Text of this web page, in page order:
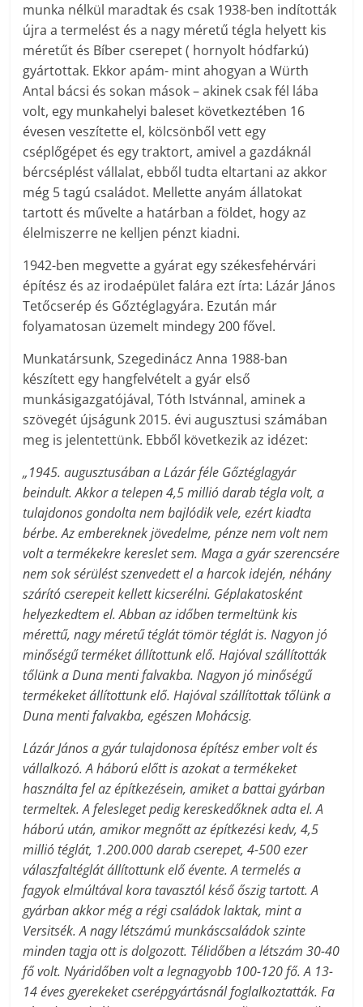
munka nélkül maradtak és csak 1938-ben indították
újra a termelést és a nagy méretű tégla helyett kis
méretűt és Bíber cserepet ( hornyolt hódfarkú)
gyártottak. Ekkor apám- mint ahogyan a Würth
Antal bácsi és sokan mások – akinek csak fél lába
volt, egy munkahelyi baleset következtében 16
évesen veszítette el, kölcsönből vett egy
cséplőgépet és egy traktort, amivel a gazdáknál
bércséplést vállalat, ebből tudta eltartani az akkor
még 5 tagú családot. Mellette anyám állatokat
tartott és művelte a határban a földet, hogy az
élelmiszerre ne kelljen pénzt kiadni.
1942-ben megvette a gyárat egy székesfehérvári
építész és az irodaépület falára ezt írta: Lázár János
Tetőcserép és Gőztéglagyára. Ezután már
folyamatosan üzemelt mindegy 200 fővel.
Munkatársunk, Szegedinácz Anna 1988-ban
készített egy hangfelvételt a gyár első
munkásigazgatójával, Tóth Istvánnal, aminek a
szövegét újságunk 2015. évi augusztusi számában
meg is jelentettünk. Ebből következik az idézet:
„1945. augusztusában a Lázár féle Gőztéglagyár
beindult. Akkor a telepen 4,5 millió darab tégla volt, a
tulajdonos gondolta nem bajlódik vele, ezért kiadta
bérbe. Az embereknek jövedelme, pénze nem volt nem
volt a termékekre kereslet sem. Maga a gyár szerencsére
nem sok sérülést szenvedett el a harcok idején, néhány
szárító cserepeit kellett kicserélni. Géplakatosként
helyezkedtem el. Abban az időben termeltünk kis
mérettű, nagy méretű téglát tömör téglát is. Nagyon jó
minőségű terméket állítottunk elő. Hajóval szállították
tőlünk a Duna menti falvakba. Nagyon jó minőségű
termékeket állítottunk elő. Hajóval szállítottak tőlünk a
Duna menti falvakba, egészen Mohácsig.
Lázár János a gyár tulajdonosa építész ember volt és
vállalkozó. A háború előtt is azokat a termékeket
használta fel az építkezésein, amiket a battai gyárban
termeltek. A felesleget pedig kereskedőknek adta el. A
háború után, amikor megnőtt az építkezési kedv, 4,5
millió téglát, 1.200.000 darab cserepet, 4-500 ezer
válaszfaltéglát állítottunk elő évente. A termelés a
fagyok elmúltával kora tavasztól késő őszig tartott. A
gyárban akkor még a régi családok laktak, mint a
Versitsék. A nagy létszámú munkáscsaládok szinte
minden tagja ott is dolgozott. Télidőben a létszám 30-40
fő volt. Nyáridőben volt a legnagyobb 100-120 fő. A 13-
14 éves gyerekeket cserépgyártásnál foglalkoztatták. Fa